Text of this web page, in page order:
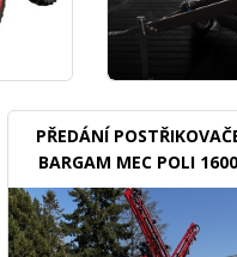
PŘEDÁNÍ
BARGAM MEC POLI 1600
BDX